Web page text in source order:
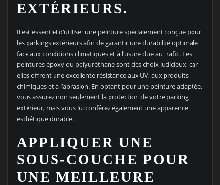
EXTÉRIEURS.
Il est essentiel d’utiliser une peinture spécialement conçue pour
les parkings extérieurs afin de garantir une durabilité optimale
face aux conditions climatiques et à l’usure due au trafic. Les
peintures époxy ou polyuréthane sont des choix judicieux, car
elles offrent une excellente résistance aux UV, aux produits
chimiques et à l’abrasion. En optant pour une peinture adaptée,
vous assurez non seulement la protection de votre parking
extérieur, mais vous lui conférez également une apparence
esthétique durable.
APPLIQUER UNE
SOUS-COUCHE POUR
UNE MEILLEURE